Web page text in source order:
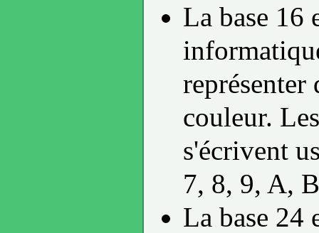
La base 16
représenter
couleur.
s'écrivent
7, 8, 9, A,
La base 24